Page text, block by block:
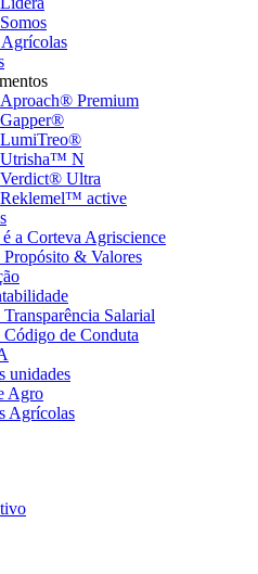
Somos
Aproach® Premium
Gapper®
LumiTreo®
Utrisha™ N
Verdict® Ultra
Reklemel™ active
a Corteva Agriscience
Propósito & Valores
Salarial
Código de Conduta
unidades
Agro
Agrícolas